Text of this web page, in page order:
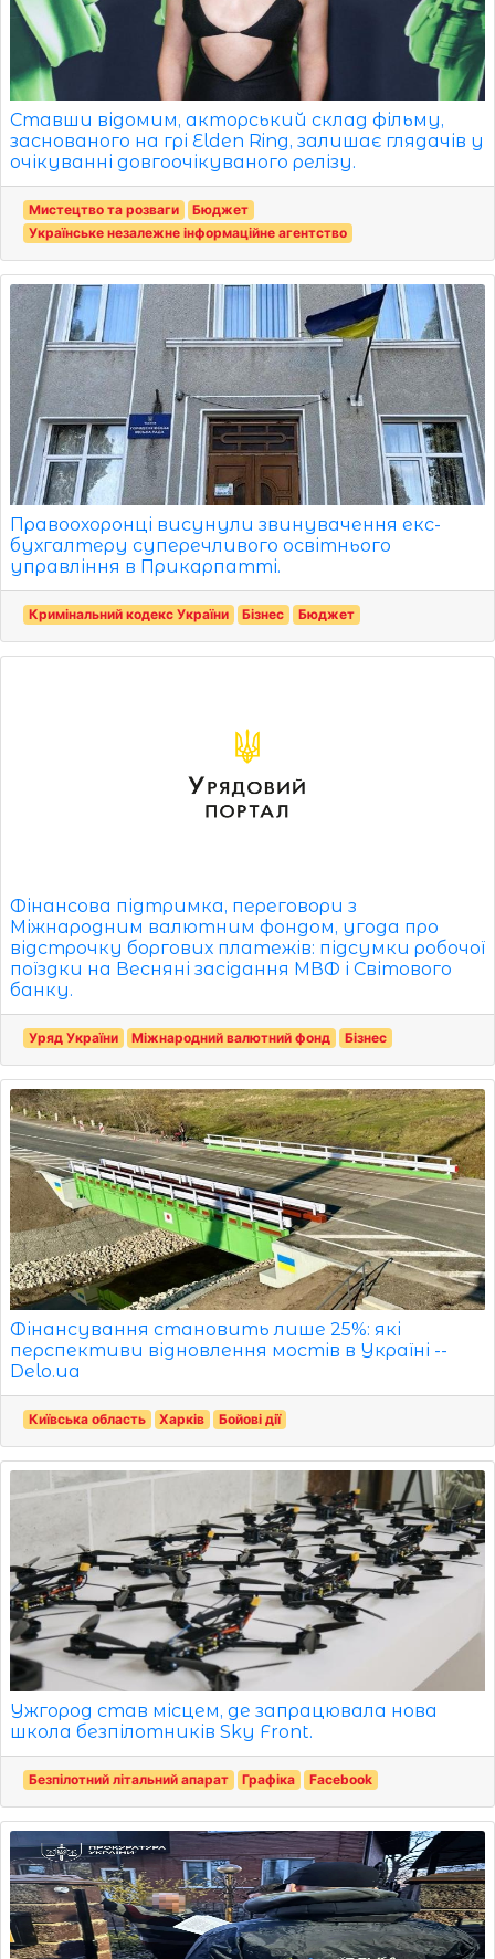
Ставши відомим, акторський склад фільму,
заснованого на грі Elden Ring, залишає глядачів у
очікуванні довгоочікуваного релізу.
Мистецтво та розваги
Бюджет
Українське незалежне інформаційне агентство
Правоохоронці висунули звинувачення екс-
бухгалтеру суперечливого освітнього
управління в Прикарпатті.
Кримінальний кодекс України Бізнес Бюджет
Фінансова підтримка, переговори з
Міжнародним валютним фондом, угода про
відстрочку боргових платежів: підсумки робочої
поїздки на Весняні засідання МВФ і Світового
банку.
Уряд України Міжнародний валютний фонд Бізнес
Фінансування становить лише 25%: які
перспективи відновлення мостів в Україні --
Delo.ua
Київська область Харків Бойові дії
Ужгород став місцем, де запрацювала нова
школа безпілотників Sky Front.
Безпілотний літальний апарат Графіка Facebook